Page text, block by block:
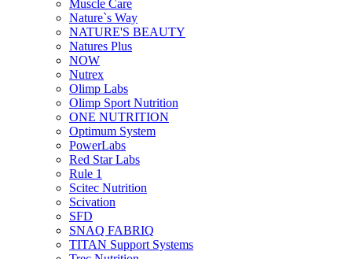
Muscle Care
Nature`s Way
NATURE'S BEAUTY
Natures Plus
NOW
Nutrex
Olimp Labs
Olimp Sport Nutrition
ONE NUTRITION
Optimum System
PowerLabs
Red Star Labs
Rule 1
Scitec Nutrition
Scivation
SFD
SNAQ FABRIQ
TITAN Support Systems